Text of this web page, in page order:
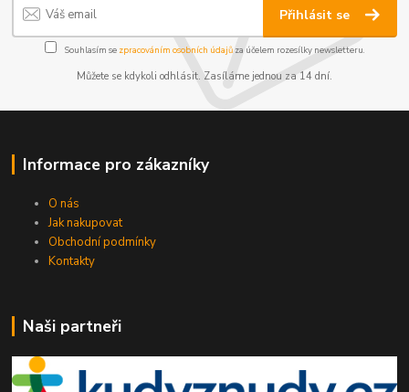
Přihlásit se
Souhlasím se zpracováním osobních údajůza účelem rozesílky newsletteru.
Můžete se kdykoli odhlásit. Zasíláme jednou za 14 dní.
Informace pro zákazníky
O nás
Jak nakupovat
Obchodní podmínky
Kontakty
Naši partneři